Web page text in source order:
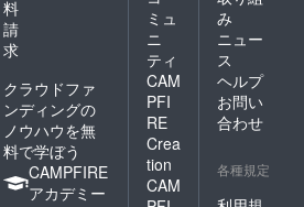
料
請
求
クラウドファ
ンディングの
ノウハウを無
料で学ぼう
CAMPFIRE
アカデミー
ミュ
ニ
ティ
CAM
PFI
RE
Crea
tion
CAM
み
ニュー
ス
ヘルプ
お問い
合わせ
各種規定